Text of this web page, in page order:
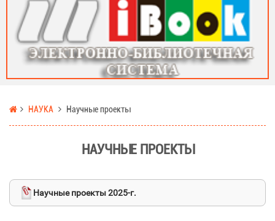
НАУКА Научные проекты
НАУЧНЫЕ ПРОЕКТЫ
Научные проекты 2025-г.